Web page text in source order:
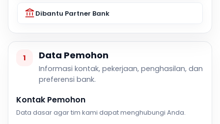
Dibantu Partner Bank
1 Data Pemohon
Informasi kontak, pekerjaan, penghasilan, dan
preferensi bank.
Kontak Pemohon
Data dasar agar tim kami dapat menghubungi Anda.